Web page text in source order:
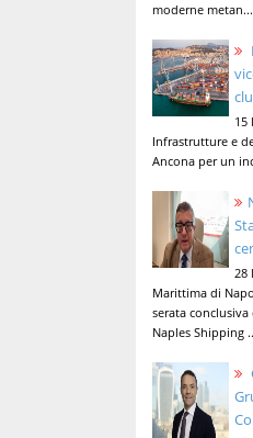
moderne metan...
15
Infrastrutture e
Ancona per un
28
Marittima di
serata
Naples Shipping